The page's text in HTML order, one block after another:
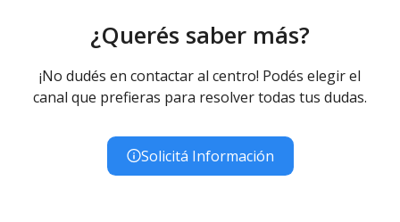
¿Querés saber más?
¡No dudés en contactar al centro! Podés elegir el
canal que prefieras para resolver todas tus dudas.
Solicitá Información